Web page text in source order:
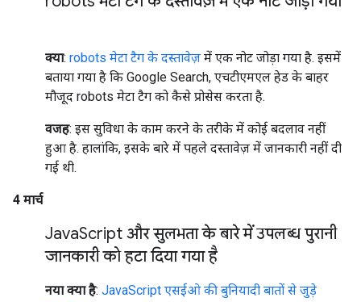
क्या: robots मेटा टैग के दस्तावेज़ में एक नोट जोड़ा गया है. इसमें
बताया गया है कि Google Search, एचटीएमएल हेड के बाहर
मौजूद robots मेटा टैग को कैसे प्रोसेस करता है.
वजह: इस सुविधा के काम करने के तरीके में कोई बदलाव नहीं
हुआ है. हालांकि, इसके बारे में पहले दस्तावेज़ में जानकारी नहीं दी
गई थी.
4 मार्च
JavaScript और सुलभता के बारे में उपलब्ध पुरानी
जानकारी को हटा दिया गया है
नया क्या है: JavaScript एसईओ की बुनियादी बातों से जुड़े